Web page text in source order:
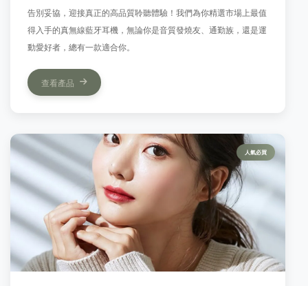
告別妥協，迎接真正的高品質聆聽體驗！我們為你精選市場上最值
得入手的真無線藍牙耳機，無論你是音質發燒友、通勤族，還是運
動愛好者，總有一款適合你。
查看產品
人氣必買